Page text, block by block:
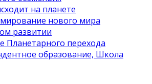
на планете
нового мира
развитии
Планетарного перехода
образование, Школа